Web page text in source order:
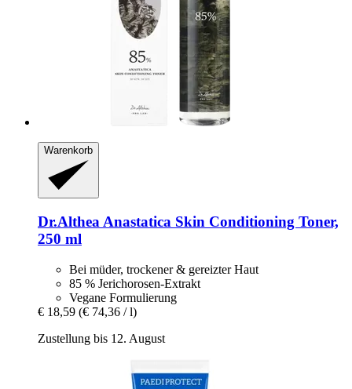
Warenkorb
Dr.Althea Anastatica Skin Conditioning Toner,
250 ml
Bei müder, trockener & gereizter Haut
85 % Jerichorosen-Extrakt
Vegane Formulierung
€ 18,59 (€ 74,36 / l)
Zustellung bis 12. August